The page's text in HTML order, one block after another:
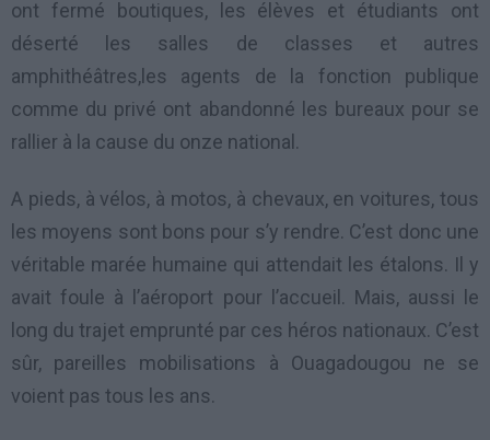
ont fermé boutiques, les élèves et étudiants ont
déserté les salles de classes et autres
amphithéâtres,les agents de la fonction publique
comme du privé ont abandonné les bureaux pour se
rallier à la cause du onze national.
A pieds, à vélos, à motos, à chevaux, en voitures, tous
les moyens sont bons pour s’y rendre. C’est donc une
véritable marée humaine qui attendait les étalons. Il y
avait foule à l’aéroport pour l’accueil . Mais, aussi le
long du trajet emprunté par ces héros nationaux. C’est
sûr, pareilles mobilisations à Ouagadougou ne se
voient pas tous les ans.